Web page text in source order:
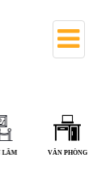
VĂN PHÒNG